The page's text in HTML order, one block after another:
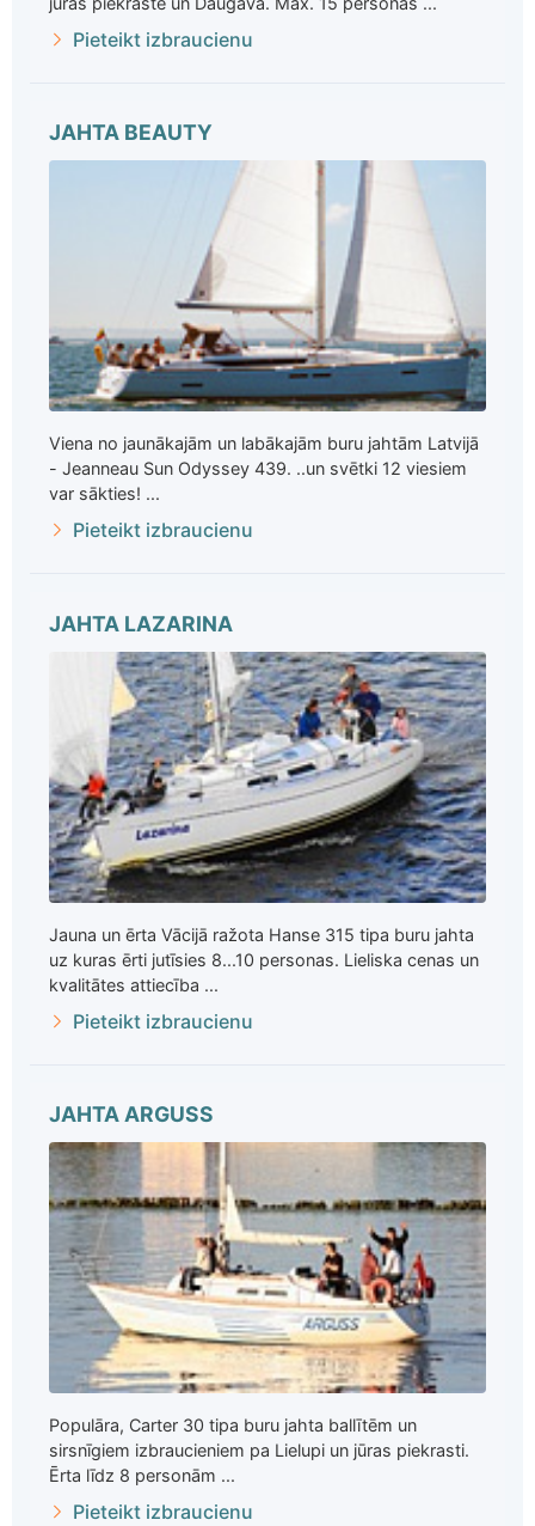
Pieteikt izbraucienu
JAHTA BEAUTY
Viena no jaunākajām un labākajām buru jahtām Latvijā
- Jeanneau Sun Odyssey 439. ..un svētki 12 viesiem
var sākties! ...
Pieteikt izbraucienu
JAHTA LAZARINA
Jauna un ērta Vācijā ražota Hanse 315 tipa buru jahta
uz kuras ērti jutīsies 8...10 personas. Lieliska cenas un
kvalitātes attiecība ...
Pieteikt izbraucienu
JAHTA ARGUSS
Populāra, Carter 30 tipa buru jahta ballītēm un
sirsnīgiem izbraucieniem pa Lielupi un jūras piekrasti.
Ērta līdz 8 personām ...
Pieteikt izbraucienu